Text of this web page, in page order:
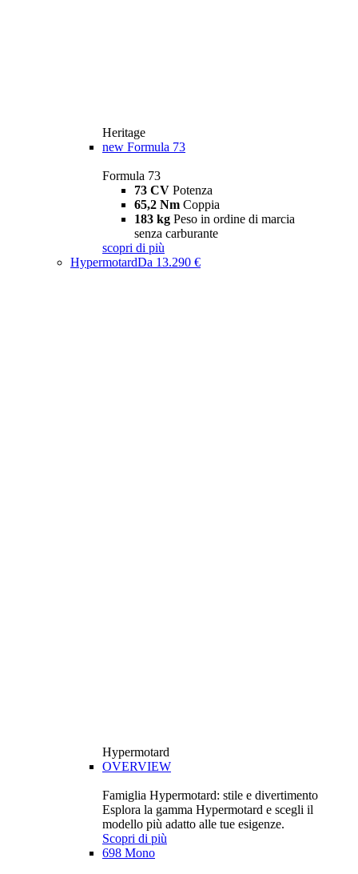
Heritage
new Formula 73
Formula 73
73 CV Potenza
65,2 Nm Coppia
183 kg Peso in ordine di marcia
senza carburante
scopri di più
HypermotardDa 13.290 €
Hypermotard
OVERVIEW
Famiglia Hypermotard: stile e divertimento
Esplora la gamma Hypermotard e scegli il
modello più adatto alle tue esigenze.
Scopri di più
698 Mono